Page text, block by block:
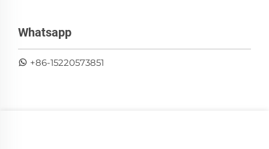
Whatsapp
+86-15220573851